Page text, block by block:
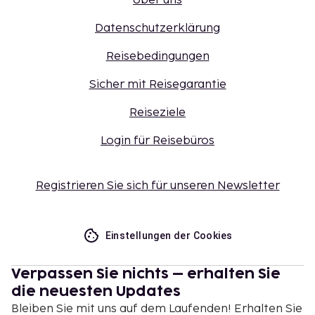
Für Massageanwendungen und Behandlungen
erforderlich. Bitte setze dazu vor der Anreise
mit diesem Hotel in Verbindung. Die
du auf deiner Buchungsbestätigung.
oder Erziehungsberechtigten kostenlos
Bettwaren angefordert werden.
Der Zugang zu einigen Einrichtungen ist evtl.
Fragen direkt an die Unterkunft
(Kontaktinformationen siehe
Buchungsbestätigung).
Datenschutzerklärung
Reisebedingungen
Sicher mit Reisegarantie
Reiseziele
Login für Reisebüros
Registrieren Sie sich für unseren Newsletter
Einstellungen der Cookies
Verpassen Sie nichts – erhalten Sie
die neuesten Updates
Bleiben Sie mit uns auf dem Laufenden! Erhalten Sie